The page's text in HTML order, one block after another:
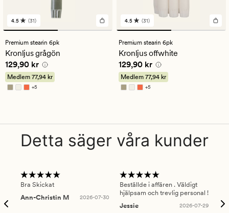
31
omdömen
med
ett
genomsnittligt
betyg
på
4.5
4.5 (31)
Premium stearin 6pk
Kronljus grågön
Pris 129,90 kr
129,90 kr
Medlem 77,94 kr
+5
Finns i fler färger
31
omdömen
med
ett
genomsnittligt
betyg
på
4.5
4.5 (31)
Premium stearin 6pk
Kronljus offwhite
Pris 129,90 kr
129,90 kr
Medlem 77,94 kr
+5
Finns i fler färger
Detta säger våra kunder
Bra Skickat
Ann-Christin M
2026-07-30
Beställde i affären . Väldigt
hjälpsam och trevlig personal !
Jessie
2026-07-29